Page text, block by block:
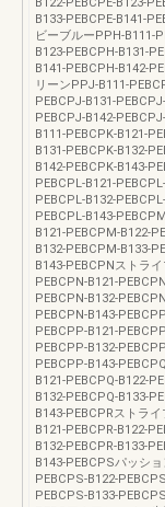
B133-PEBCPE-B141-
ビーブルーPPH-B111-
B123-PEBCPH-B131-
B141-PEBCPH-B142-
リーンPPJ-B111-
PEBCPJ-B131-
PEBCPJ-B142-
B111-PEBCPK-B121-
B131-PEBCPK-B132-
B142-PEBCPK-B143-
PEBCPL-B121-
PEBCPL-B132-
PEBCPL-B143-
B121-PEBCPM-B122-
B132-PEBCPM-B133-
B143-PEBCPNストラ
PEBCPN-B121-
PEBCPN-B132-
PEBCPN-B143-
PEBCPP-B121-
PEBCPP-B132-
PEBCPP-B143-
B121-PEBCPQ-B122-
B132-PEBCPQ-B133-
B143-PEBCPRストラ
B121-PEBCPR-B122-
B132-PEBCPR-B133-
B143-PEBCPSパッシ
PEBCPS-B122-
PEBCPS-B133-